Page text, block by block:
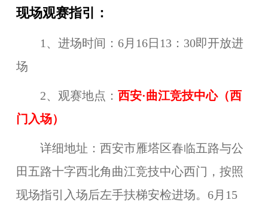
现场观赛指引：
1、进场时间：6月16日13：30即开放进
场
2、观赛地点： 西安·曲江竞技中心（西
门 入场）
详细地址：西安市雁塔区春临五路与公
田五路十字西北角曲江竞技中心西门，按照
现场指引入场后左手扶梯安检进场。6月15